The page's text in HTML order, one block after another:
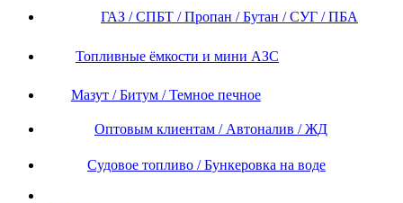
ГАЗ / СПБТ / Пропан / Бутан / СУГ / ПБА
Топливные ёмкости и мини АЗС
Мазут / Битум / Темное печное
Оптовым клиентам / Автоналив / ЖД
Судовое топливо / Бункеровка на воде